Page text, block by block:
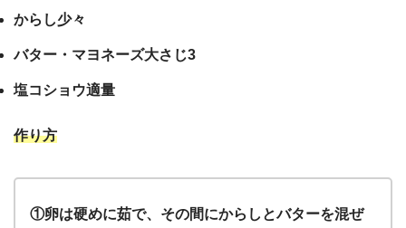
からし少々
バター・マヨネーズ大さじ3
塩コショウ適量
作り方
①卵は硬めに茹で、その間にからしとバターを混ぜ